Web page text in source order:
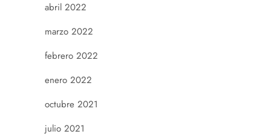
abril 2022
marzo 2022
febrero 2022
enero 2022
octubre 2021
julio 2021